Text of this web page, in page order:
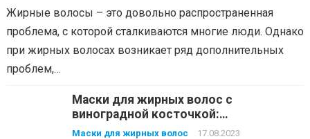
Жирные волосы – это довольно распространенная
проблема, с которой сталкиваются многие люди. Однако
при жирных волосах возникает ряд дополнительных
проблем,…
Маски для жирных волос с
виноградной косточкой:
антиоксидантное действие и
Маски для жирных волос 17.08.2023